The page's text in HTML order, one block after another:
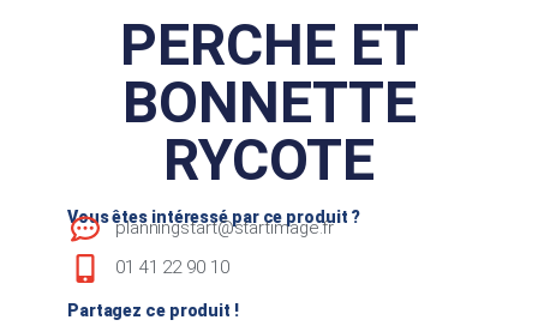
PERCHE ET
BONNETTE
RYCOTE
Vous êtes intéressé par ce produit ?
planningstart@startimage.fr
01 41 22 90 10
Partagez ce produit !